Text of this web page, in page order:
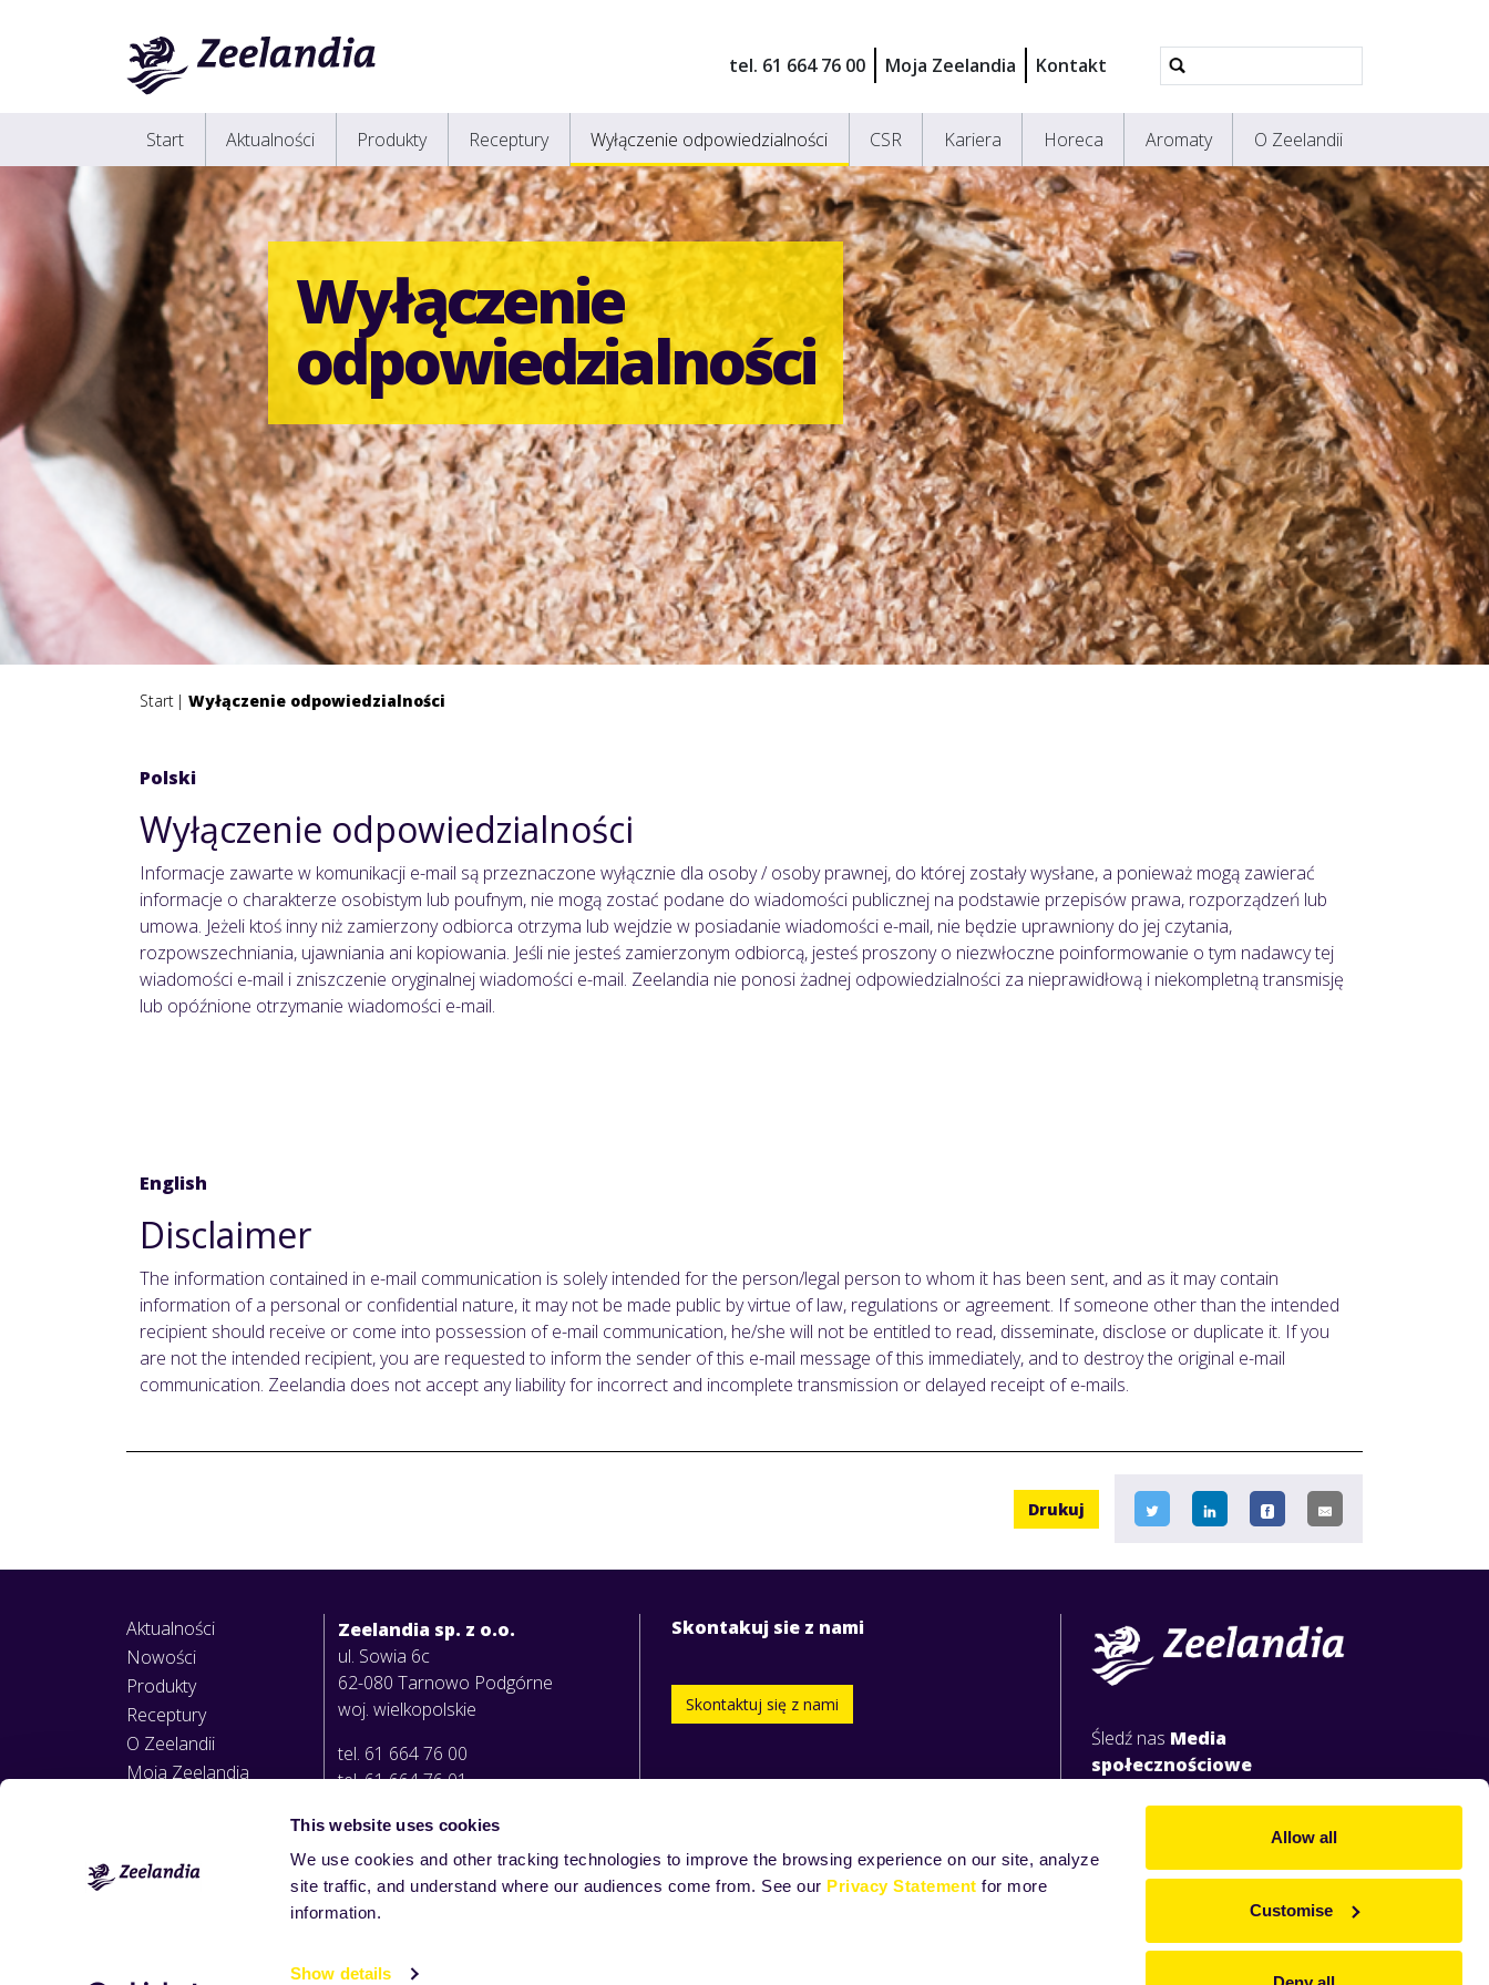
This website uses cookies
We use cookies and other tracking technologies to improve the browsing experience on our site, analyze
site traffic, and understand where our audiences come from. See our Privacy Statement for more
information.
Show details
Allow all
Customise
tel. 61 664 76 00 Moja Zeelandia Kontakt
Wyszukiwanie
Zaawansowane...
Start Aktualności Produkty Receptury Wyłączenie odpowiedzialności CSR Kariera Horeca Aromaty O Zeelandii
Wyłączenie
odpowiedzialności
Start Wyłączenie odpowiedzialności
Polski
Wyłączenie odpowiedzialności
Informacje zawarte w komunikacji e-mail są przeznaczone wyłącznie dla osoby / osoby prawnej, do której zostały wysłane, a ponieważ mogą zawierać
informacje o charakterze osobistym lub poufnym, nie mogą zostać podane do wiadomości publicznej na podstawie przepisów prawa, rozporządzeń lub
umowa. Jeżeli ktoś inny niż zamierzony odbiorca otrzyma lub wejdzie w posiadanie wiadomości e-mail, nie będzie uprawniony do jej czytania,
rozpowszechniania, ujawniania ani kopiowania. Jeśli nie jesteś zamierzonym odbiorcą, jesteś proszony o niezwłoczne poinformowanie o tym nadawcy tej
wiadomości e-mail i zniszczenie oryginalnej wiadomości e-mail. Zeelandia nie ponosi żadnej odpowiedzialności za nieprawidłową i niekompletną transmisję
lub opóźnione otrzymanie wiadomości e-mail.
English
Disclaimer
The information contained in e-mail communication is solely intended for the person/legal person to whom it has been sent, and as it may contain
information of a personal or confidential nature, it may not be made public by virtue of law, regulations or agreement. If someone other than the intended
recipient should receive or come into possession of e-mail communication, he/she will not be entitled to read, disseminate, disclose or duplicate it. If you
are not the intended recipient, you are requested to inform the sender of this e-mail message of this immediately, and to destroy the original e-mail
communication. Zeelandia does not accept any liability for incorrect and incomplete transmission or delayed receipt of e-mails.
Drukuj
Aktualności
Nowości
Produkty
Receptury
O Zeelandii
Moja Zeelandia
Zeelandia sp. z o.o.
ul. Sowia 6c
62-080 Tarnowo Podgórne
woj. wielkopolskie
tel. 61 664 76 00
tel. 61 664 76 01
info@zeelandia.pl
7:00 - 15:00
Skontakuj sie z nami
Skontaktuj się z nami
Śledź nas Media
społecznościowe